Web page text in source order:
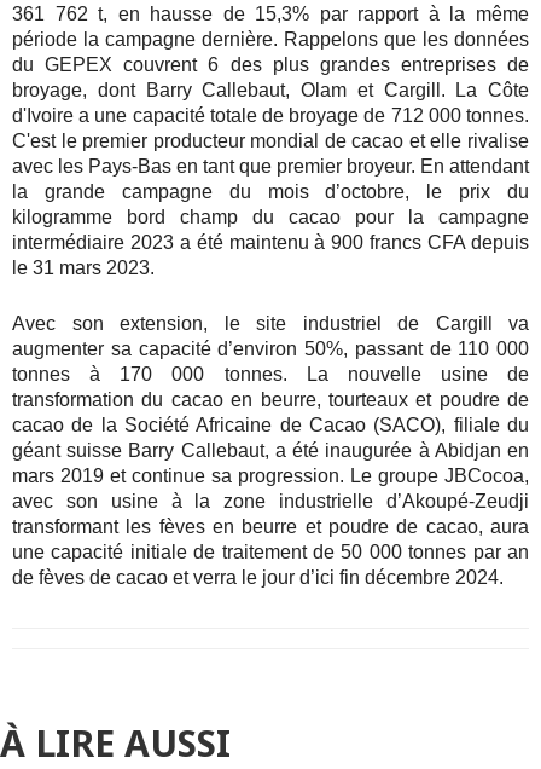
361 762 t, en hausse de 15,3% par rapport à la même
période la campagne dernière. Rappelons que les données
du GEPEX couvrent 6 des plus grandes entreprises de
broyage, dont Barry Callebaut, Olam et Cargill. La Côte
d'Ivoire a une capacité totale de broyage de 712 000 tonnes.
C'est le premier producteur mondial de cacao et elle rivalise
avec les Pays-Bas en tant que premier broyeur. En attendant
la grande campagne du mois d’octobre, le prix du
kilogramme bord champ du cacao pour la campagne
intermédiaire 2023 a été maintenu à 900 francs CFA depuis
le 31 mars 2023.
Avec son extension, le site industriel de Cargill va
augmenter sa capacité d’environ 50%, passant de 110 000
tonnes à 170 000 tonnes. La nouvelle usine de
transformation du cacao en beurre, tourteaux et poudre de
cacao de la Société Africaine de Cacao (SACO), filiale du
géant suisse Barry Callebaut, a été inaugurée à Abidjan en
mars 2019 et continue sa progression. Le groupe JBCocoa,
avec son usine à la zone industrielle d’Akoupé-Zeudji
transformant les fèves en beurre et poudre de cacao, aura
une capacité initiale de traitement de 50 000 tonnes par an
de fèves de cacao et verra le jour d’ici fin décembre 2024.
À LIRE AUSSI